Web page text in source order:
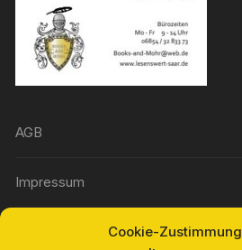
Cookie-Zustimmung
AGB
Impressum
Widerrufsbelehrung